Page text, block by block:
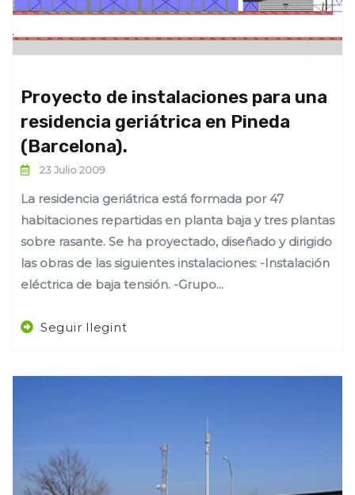
Proyecto de instalaciones para una
residencia geriátrica en Pineda
(Barcelona).
23 Julio 2009
La residencia geriátrica está formada por 47
habitaciones repartidas en planta baja y tres plantas
sobre rasante. Se ha proyectado, diseñado y dirigido
las obras de las siguientes instalaciones: -Instalación
eléctrica de baja tensión. -Grupo...
Seguir llegint